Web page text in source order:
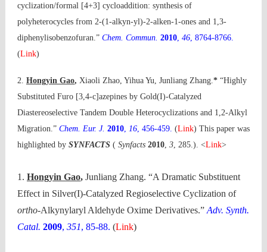
cyclization/formal [4+3] cycloaddition: synthesis of
polyheterocycles from 2-(1-alkyn-yl)-2-alken-1-ones and 1,3-
diphenylisobenzofuran.” Chem. Commun. 2010, 46, 8764-8766.
(Link)
2. Hongyin Gao, Xiaoli Zhao, Yihua Yu, Junliang Zhang.* “Highly
Substituted Furo [3,4-c]azepines by Gold(I)-Catalyzed
Diastereoselective Tandem Double Heterocyclizations and 1,2-Alkyl
Migration.” Chem. Eur. J. 2010, 16, 456-459. (Link) This paper was
highlighted by SYNFACTS ( Synfacts 2010, 3, 285.). <Link>
1. Hongyin Gao, Junliang Zhang. “A Dramatic Substituent
Effect in Silver(I)-Catalyzed Regioselective Cyclization of
ortho-Alkynylaryl Aldehyde Oxime Derivatives.” Adv. Synth.
Catal. 2009, 351, 85-88. (Link)